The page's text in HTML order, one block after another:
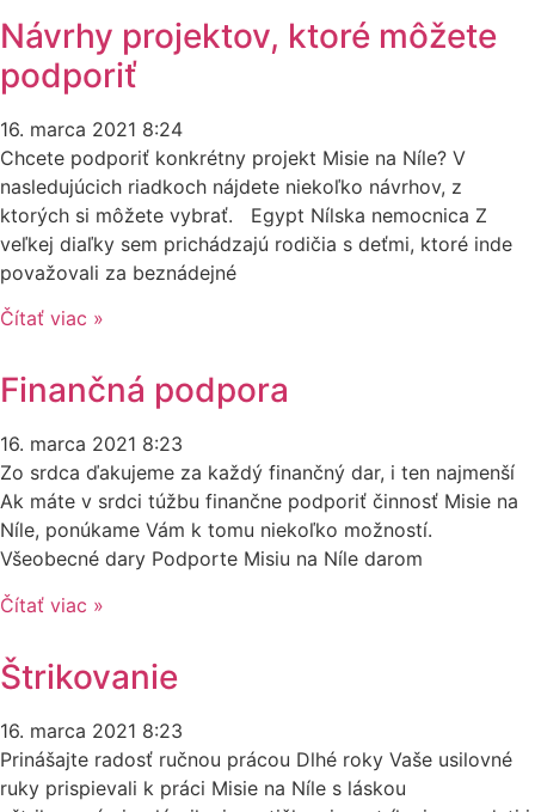
Návrhy projektov, ktoré môžete
podporiť
16. marca 2021 8:24
Chcete podporiť konkrétny projekt Misie na Níle? V
nasledujúcich riadkoch nájdete niekoľko návrhov, z
ktorých si môžete vybrať. Egypt Nílska nemocnica Z
veľkej diaľky sem prichádzajú rodičia s deťmi, ktoré inde
považovali za beznádejné
Čítať viac »
Finančná podpora
16. marca 2021 8:23
Zo srdca ďakujeme za každý finančný dar, i ten najmenší
Ak máte v srdci túžbu finančne podporiť činnosť Misie na
Níle, ponúkame Vám k tomu niekoľko možností.
Všeobecné dary Podporte Misiu na Níle darom
Čítať viac »
Štrikovanie
16. marca 2021 8:23
Prinášajte radosť ručnou prácou Dlhé roky Vaše usilovné
ruky prispievali k práci Misie na Níle s láskou